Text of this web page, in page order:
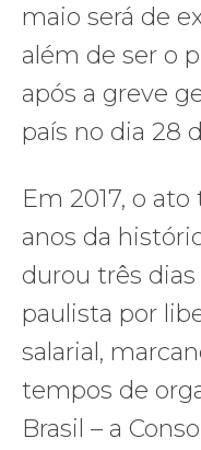
maio será de
além de ser o
após a greve
país no dia 28
Em 2017, o
anos da
durou três dias
paulista por
salarial,
tempos de
Brasil – a